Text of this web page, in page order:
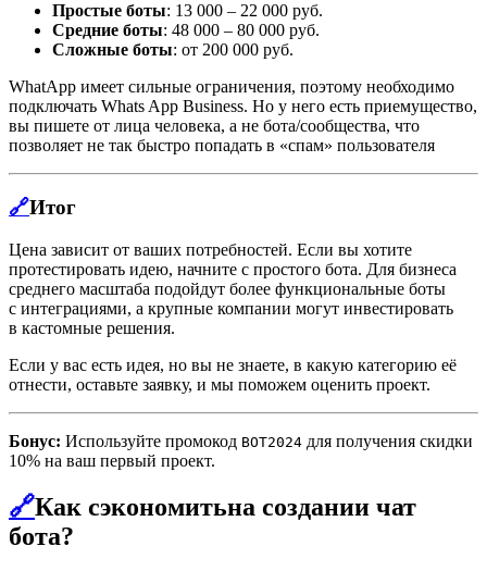
Простые боты: 13 000 – 22 000 руб.
Средние боты: 48 000 – 80 000 руб.
Сложные боты: от 200 000 руб.
WhatApp имеет сильные ограничения, поэтому необходимо
подключать Whats App Business. Но у него есть приемущество,
вы пишете от лица человека, а не бота/сообщества, что
позволяет не так быстро попадать в «спам» пользователя
🔗Итог
Цена зависит от ваших потребностей. Если вы хотите
протестировать идею, начните с простого бота. Для бизнеса
среднего масштаба подойдут более функциональные боты
с интеграциями, а крупные компании могут инвестировать
в кастомные решения.
Если у вас есть идея, но вы не знаете, в какую категорию её
отнести, оставьте заявку, и мы поможем оценить проект.
Бонус: Используйте промокод BOT2024 для получения скидки
10% на ваш первый проект.
🔗Как сэкономитьна создании чат
бота?